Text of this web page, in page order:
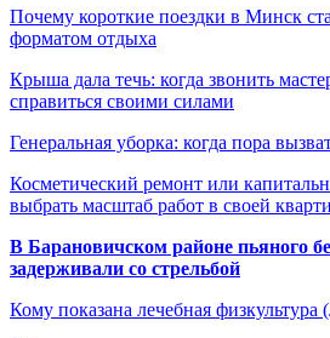
Почему короткие поездки в Минск
форматом отдыха
Крыша дала течь: когда звонить
справиться своими силами
Генеральная уборка: когда пора
Косметический ремонт или
выбрать масштаб работ в своей
В Барановичском районе пьяного
задерживали со стрельбой
Кому показана лечебная